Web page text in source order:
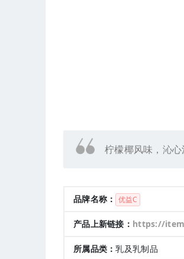
柠檬椰风味，沁心
品牌名称： 优益C
产品上新链接： https://
所属品类：乳及乳制品